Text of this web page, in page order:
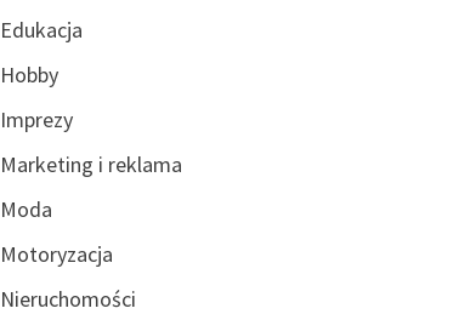
Edukacja
Hobby
Imprezy
Marketing i reklama
Moda
Motoryzacja
Nieruchomości